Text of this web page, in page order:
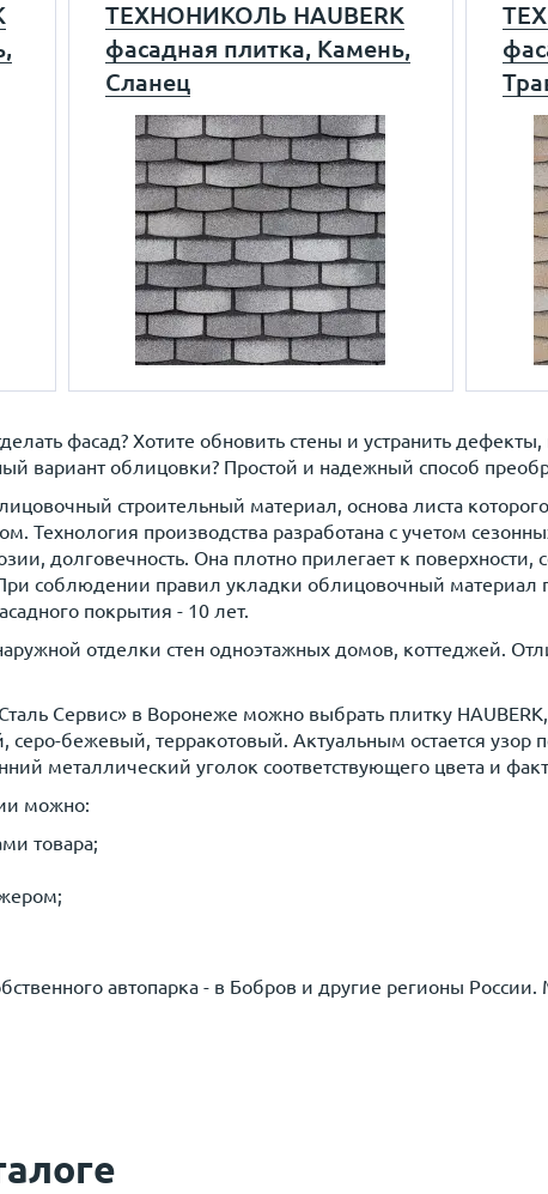
ТЕХНОНИКОЛЬ HAUBERK
фасадная плитка, Камень,
Сланец
фасад? Хотите обновить стены и устранить
вариант облицовки? Простой и надежный способ
строительный материал, основа листа
Технология производства разработана с учетом
долговечность. Она плотно прилегает к
соблюдении правил укладки облицовочный материал
покрытия - 10 лет.
отделки стен одноэтажных домов, коттеджей.
Сервис» в Воронеже можно выбрать плитку
бежевый, терракотовый. Актуальным остается узор
металлический уголок соответствующего цвета и
можно:
товара;
автопарка - в Бобров и другие регионы